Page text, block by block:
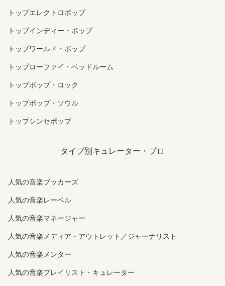
トップエレクトロポップ
トップインディー・ポップ
トップワールド・ポップ
トップローファイ・ベッドルーム
トップポップ・ロック
トップポップ・ソウル
トップシンセポップ
タイプ別キュレーター・プロ
人気の音楽ブッカーズ
人気の音楽レーベル
人気の音楽マネージャー
人気の音楽メディア・アウトレット／ジャーナリスト
人気の音楽メンター
人気の音楽プレイリスト・キュレーター